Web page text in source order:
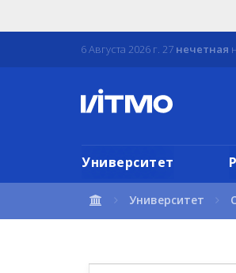
6 Августа 2026 г. 27 нечетная
Университет
Университет